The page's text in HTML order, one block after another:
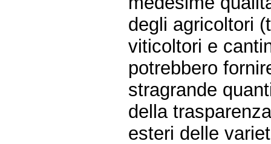
degli agricoltori
viticoltori e
potrebbero
stragrande
della
esteri delle